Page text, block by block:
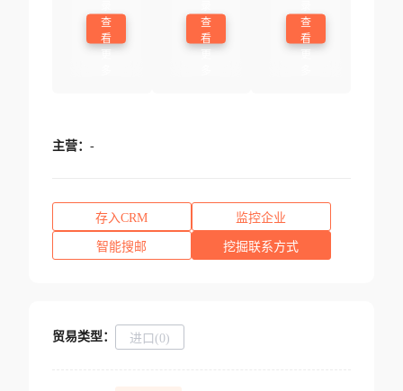
查
看
查
看
查
看
主营： -
存入CRM 监控企业
智能搜邮 挖掘联系方式
贸易类型： 进口(0)